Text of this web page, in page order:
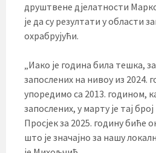
друштвене дјелатности
је да су резултати у области
охрабрујући.
„Иако је година била тешка,
запослених на нивоу из 2024.
упоредимо са 2013. годином,
запослених, у марту је тај
Просјек за 2025. годину биће
што је значајно за нашу